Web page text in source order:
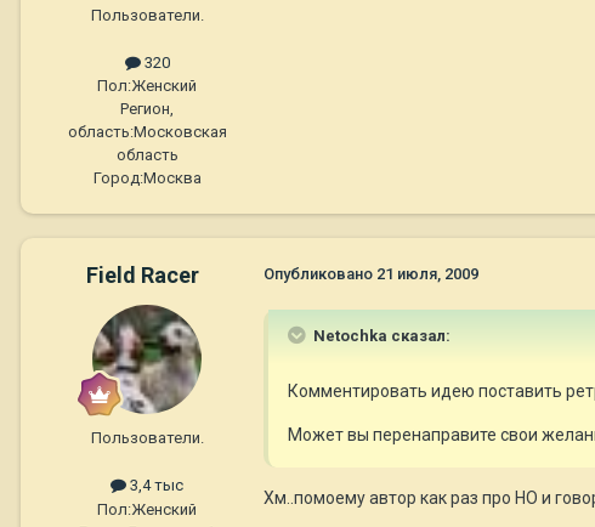
Пользователи.
320
Пол:Женский
Регион,
область:Московская
область
Город:Москва
Field Racer
Пользователи.
3,4 тыс
Пол:Женский
Опубликовано 21 июля, 2009
Netochka сказал:
Комментировать идею поставить
Может вы перенаправите свои
Хм..помоему автор как раз про НО и